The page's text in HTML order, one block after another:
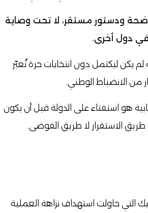
ودستور مستقر، لا تحت وصاية
دول أخرى.
يكن ليكتمل دون انتخابات حرة تُعبّر
من الانضباط الوطني.
هو استفتاء على الدولة قبل أن يكون
طريق الاستقرار لا طريق الفوضى.
التي حاولت استهداف نزاهة العملية